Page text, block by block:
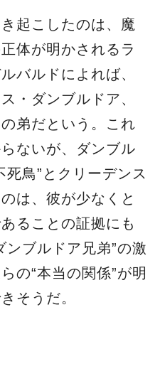
起こしたのは、魔
体が明かされるラ
バルドによれば、
・ダンブルドア、
弟だという。これ
ないが、ダンブル
死鳥”とクリーデンス
は、彼が少なくと
ることの証拠にも
ンブルドア兄弟”の激
の“本当の関係”が明
そうだ。